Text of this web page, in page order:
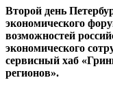
Второй день
экономического
возможностей
экономического
сервисный хаб
регионов».